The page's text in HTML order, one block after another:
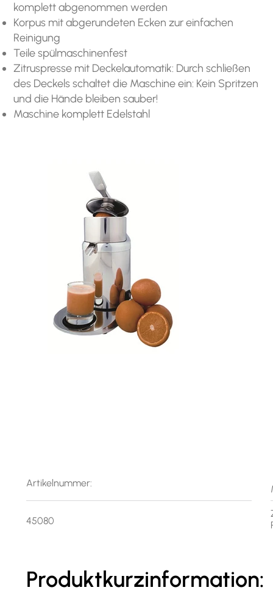
komplett abgenommen werden
Korpus mit abgerundeten Ecken zur einfachen
Reinigung
Teile spülmaschinenfest​
Zitruspresse mit Deckelautomatik: Durch schließen
des Deckels schaltet die Maschine ein: Kein Spritzen
und die Hände bleiben sauber!
Maschine komplett Edelstahl
Artikelnummer:
45080
Produktkurzinformation: